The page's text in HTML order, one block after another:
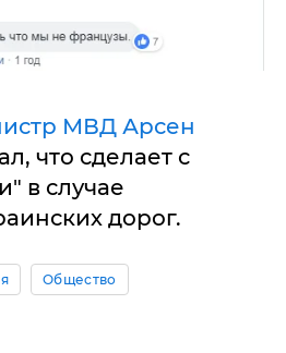
МВД Арсен
что сделает с
в случае
дорог.
Общество